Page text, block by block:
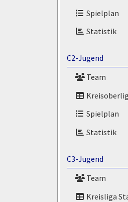
Spielplan
Statistik
C2-Jugend
Team
Spielplan
Statistik
C3-Jugend
Team
Kreisliga